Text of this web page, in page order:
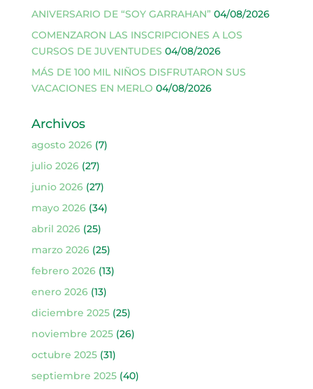
ANIVERSARIO DE “SOY GARRAHAN” 04/08/2026
COMENZARON LAS INSCRIPCIONES A LOS
CURSOS DE JUVENTUDES 04/08/2026
MÁS DE 100 MIL NIÑOS DISFRUTARON SUS
VACACIONES EN MERLO 04/08/2026
Archivos
agosto 2026(7)
julio 2026(27)
junio 2026(27)
mayo 2026(34)
abril 2026(25)
marzo 2026(25)
febrero 2026(13)
enero 2026(13)
diciembre 2025(25)
noviembre 2025(26)
octubre 2025(31)
septiembre 2025(40)